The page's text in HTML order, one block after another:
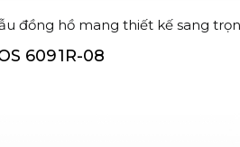
đồng hồ mang thiết kế sang
6091R-08